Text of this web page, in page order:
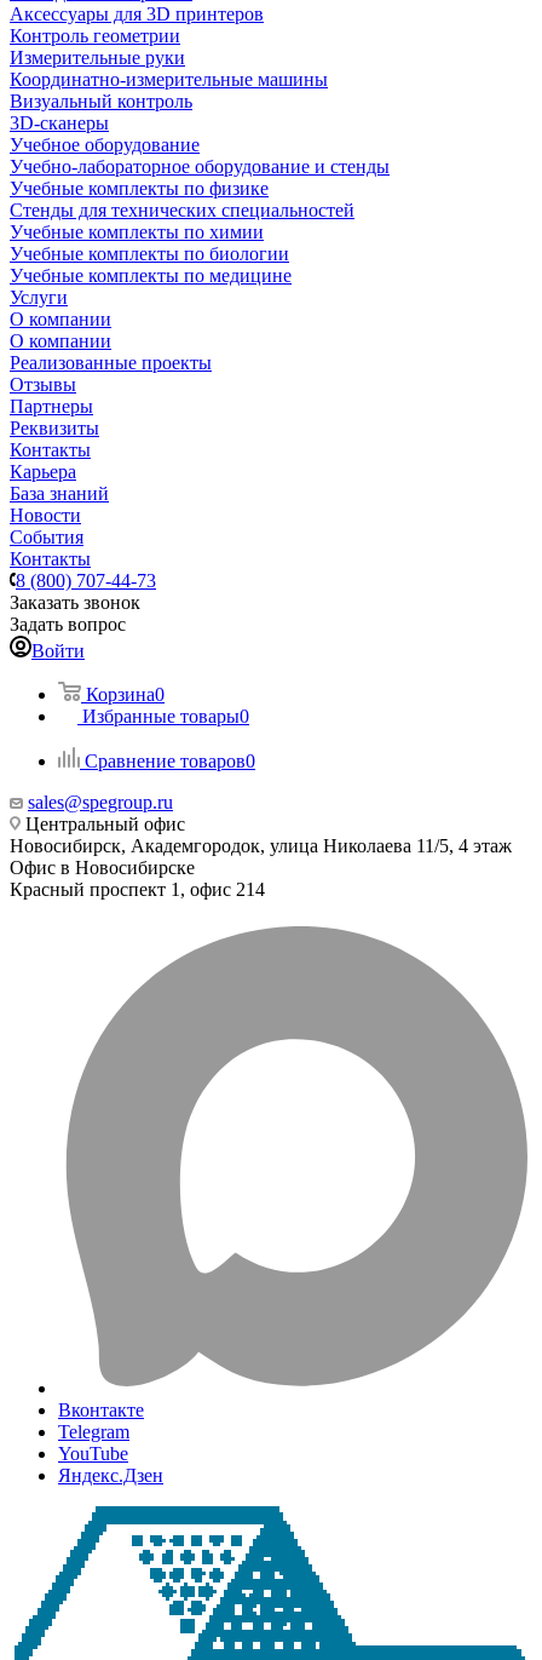
Аксессуары для 3D принтеров
Контроль геометрии
Измерительные руки
Координатно-измерительные машины
Визуальный контроль
3D-сканеры
Учебное оборудование
Учебно-лабораторное оборудование и стенды
Учебные комплекты по физике
Стенды для технических специальностей
Учебные комплекты по химии
Учебные комплекты по биологии
Учебные комплекты по медицине
Услуги
О компании
О компании
Реализованные проекты
Отзывы
Партнеры
Реквизиты
Контакты
Карьера
База знаний
Новости
События
Контакты
8 (800) 707-44-73
Заказать звонок
Задать вопрос
Войти
Корзина0
Избранные товары0
Сравнение товаров0
sales@spegroup.ru
Центральный офис
Новосибирск, Академгородок, улица Николаева 11/5, 4 этаж
Офис в Новосибирске
Красный проспект 1, офис 214
Вконтакте
Telegram
YouTube
Яндекс.Дзен